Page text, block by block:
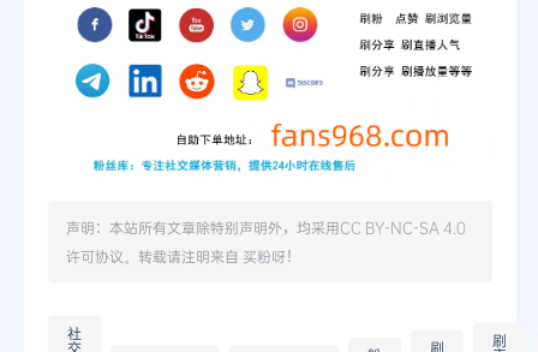
声明：本站所有文章除特别声明外，均采用CC BY-NC-SA 4.0
许可协议。转载请注明来自 买粉呀！
社
交 刷 刷